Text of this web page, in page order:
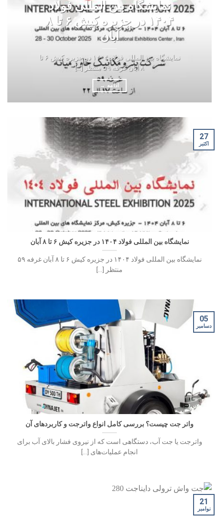
نمایشگاه بین المللی فولاد
۱۴۰۴ در جزیره کیش ۶ تا ۸
آبان
نمایشگاه بین المللی فولاد ۱۴۰۴ در جزیره کیش ۶ تا
۸ آبان غرفه ۵۹ منتظر [...]
ادامه →
نمایشگاه بین المللی فولاد ۱۴۰۴ در جزیره کیش ۶ تا ۸ آبان
نمایشگاه بین المللی فولاد ۱۴۰۴ در جزیره کیش ۶ تا ۸ آبان غرفه ۵۹
منتظر [...]
27
اکتبر
واتر جت چیست؟ بررسی کامل انواع واترجت و کاربردهای آن
واترجت یا جت آب، دستگاهی است که از نیروی فشار بالای آب برای
انجام عملیات‌های [...]
05
دسامبر
21
نوامبر